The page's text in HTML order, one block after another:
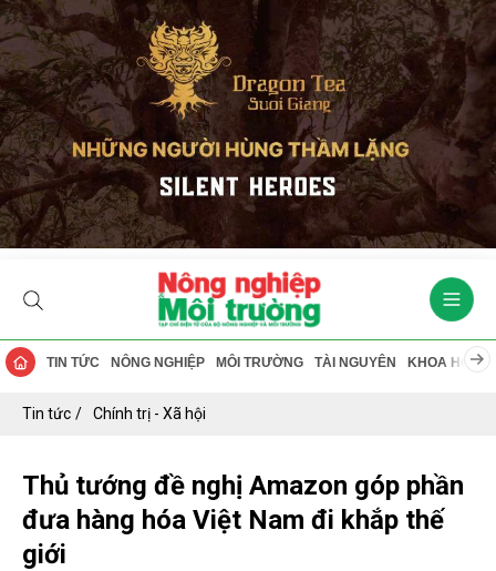
TIN TỨC NÔNG NGHIỆP MÔI TRƯỜNG TÀI NGUYÊN KHOA HỌC
Tin tức Chính trị - Xã hội
Thủ tướng đề nghị Amazon góp phần
đưa hàng hóa Việt Nam đi khắp thế
giới